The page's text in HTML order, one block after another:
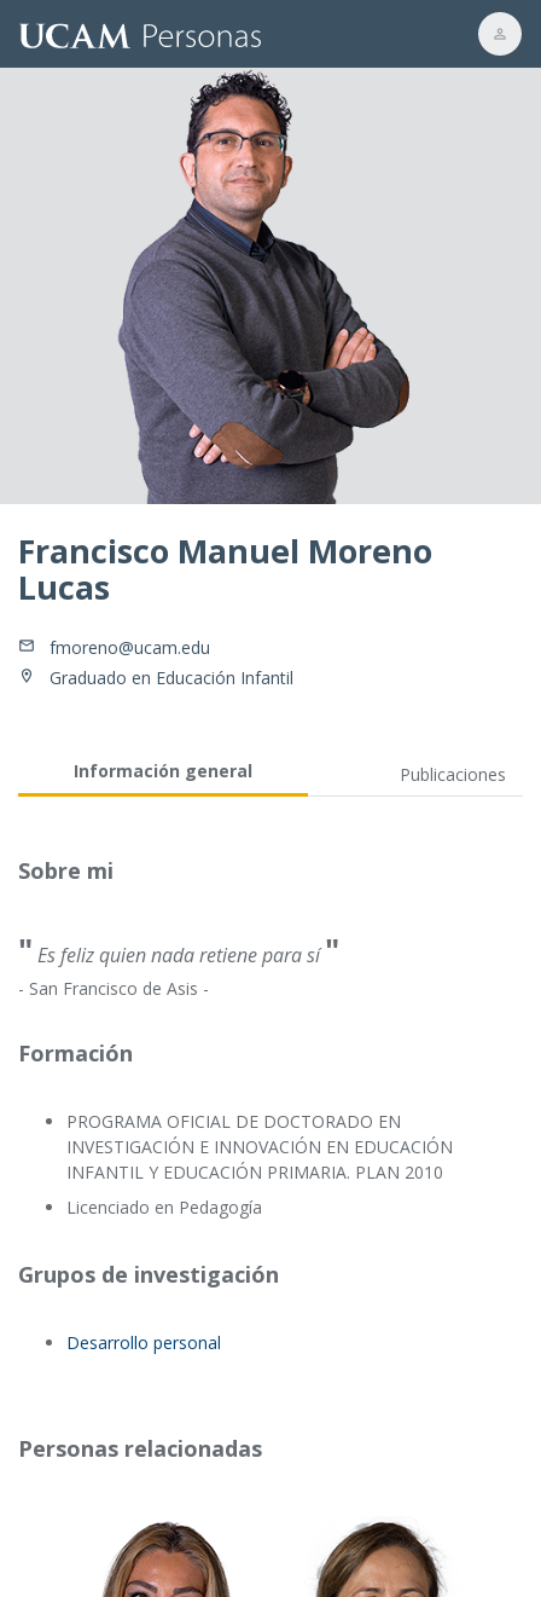
Francisco Manuel Moreno
Lucas
fmoreno@ucam.edu
Graduado en Educación Infantil
Información general Publicaciones
Sobre mi
" Es feliz quien nada retiene para sí "
- San Francisco de Asis -
Formación
PROGRAMA OFICIAL DE DOCTORADO EN
INVESTIGACIÓN E INNOVACIÓN EN EDUCACIÓN
INFANTIL Y EDUCACIÓN PRIMARIA. PLAN 2010
Licenciado en Pedagogía
Grupos de investigación
Desarrollo personal
Personas relacionadas